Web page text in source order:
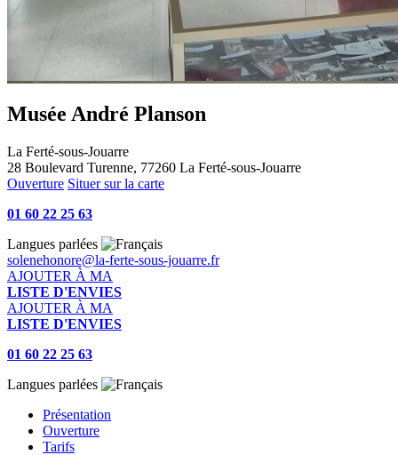
Musée André Planson
La Ferté-sous-Jouarre
28 Boulevard Turenne, 77260 La Ferté-sous-Jouarre
Ouverture Situer sur la carte
01 60 22 25 63
Langues parlées
solenehonore@la-ferte-sous-jouarre.fr
AJOUTER À MA
LISTE D'ENVIES
AJOUTER À MA
LISTE D'ENVIES
01 60 22 25 63
Langues parlées
Présentation
Ouverture
Tarifs